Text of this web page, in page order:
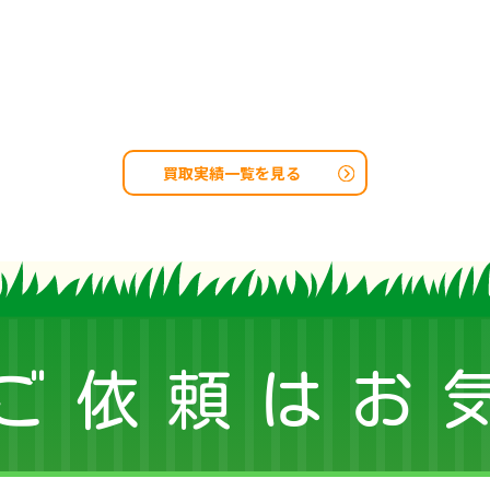
買取実績一覧を見る
依頼はお